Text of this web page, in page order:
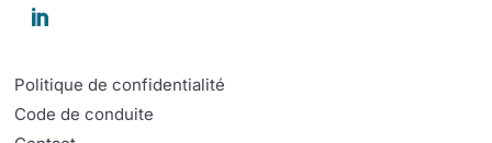

Politique de confidentialité
Code de conduite